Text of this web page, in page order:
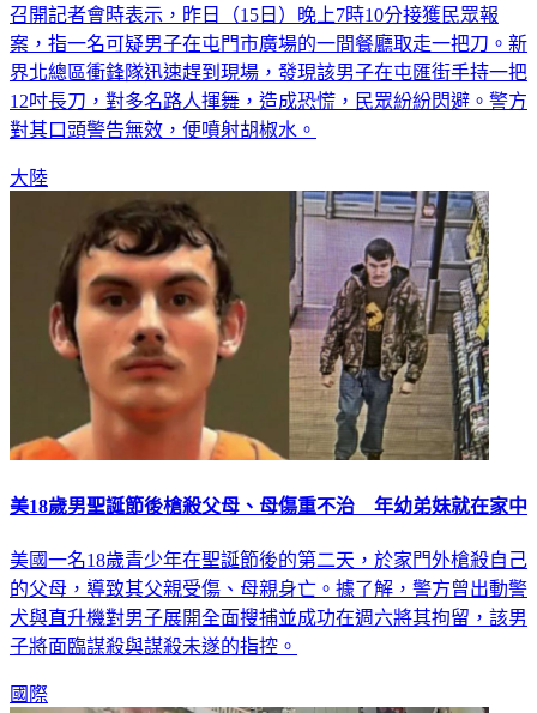
召開記者會時表示，昨日（15日）晚上7時10分接獲民眾報
案，指一名可疑男子在屯門市廣場的一間餐廳取走一把刀。新
界北總區衝鋒隊迅速趕到現場，發現該男子在屯匯街手持一把
12吋長刀，對多名路人揮舞，造成恐慌，民眾紛紛閃避。警方
對其口頭警告無效，便噴射胡椒水。
大陸
美18歲男聖誕節後槍殺父母、母傷重不治 年幼弟妹就在家中
美國一名18歲青少年在聖誕節後的第二天，於家門外槍殺自己
的父母，導致其父親受傷、母親身亡。據了解，警方曾出動警
犬與直升機對男子展開全面搜捕並成功在週六將其拘留，該男
子將面臨謀殺與謀殺未遂的指控。
國際